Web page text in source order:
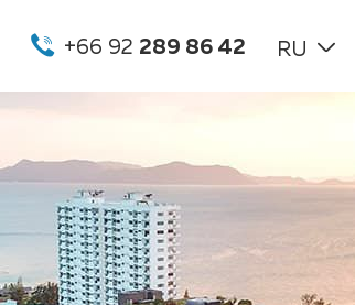
+66 92 289 86 42 RU